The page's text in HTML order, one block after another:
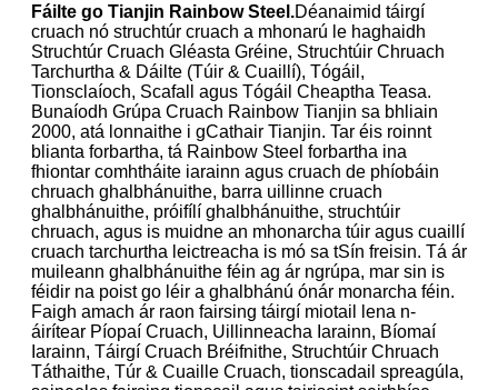
Fáilte go Tianjin Rainbow Steel.Déanaimid táirgí
cruach nó struchtúr cruach a mhonarú le haghaidh
Struchtúr Cruach Gléasta Gréine, Struchtúir Chruach
Tarchurtha & Dáilte (Túir & Cuaillí), Tógáil,
Tionsclaíoch, Scafall agus Tógáil Cheaptha Teasa.
Bunaíodh Grúpa Cruach Rainbow Tianjin sa bhliain
2000, atá lonnaithe i gCathair Tianjin. Tar éis roinnt
blianta forbartha, tá Rainbow Steel forbartha ina
fhiontar comhtháite iarainn agus cruach de phíobáin
chruach ghalbhánuithe, barra uillinne cruach
ghalbhánuithe, próifílí ghalbhánuithe, struchtúir
chruach, agus is muidne an mhonarcha túir agus cuaillí
cruach tarchurtha leictreacha is mó sa tSín freisin. Tá ár
muileann ghalbhánuithe féin ag ár ngrúpa, mar sin is
féidir na poist go léir a ghalbhánú ónár monarcha féin.
Faigh amach ár raon fairsing táirgí miotail lena n-
áirítear Píopaí Cruach, Uillinneacha Iarainn, Bíomaí
Iarainn, Táirgí Cruach Bréifnithe, Struchtúir Chruach
Táthaithe, Túr & Cuaille Cruach, tionscadail spreagúla,